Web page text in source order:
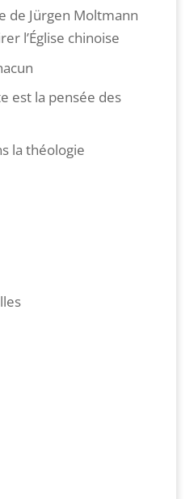
de Jürgen Moltmann
l’Église chinoise
est la pensée des
la théologie